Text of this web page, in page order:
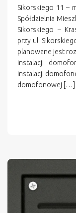
Sikorskiego 11 –
Spółdzielnia
Sikorskiego –
przy ul.
planowane jest
instalacji
instalacji
domofonowej […]